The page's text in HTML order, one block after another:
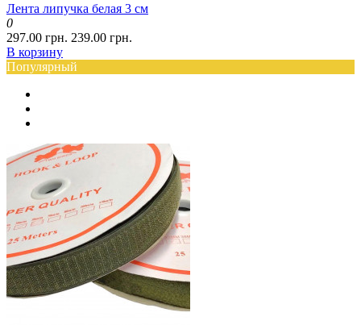
Лента липучка белая 3 см
0
297.00 грн. 239.00 грн.
В корзину
Популярный